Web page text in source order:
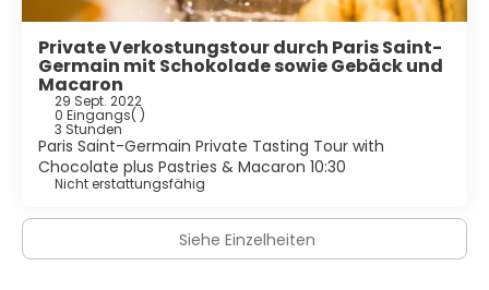
Private Verkostungstour durch Paris Saint-
Germain mit Schokolade sowie Gebäck und
Macaron
29 Sept. 2022
0 Eingangs( )
3 Stunden
Paris Saint-Germain Private Tasting Tour with
Chocolate plus Pastries & Macaron 10:30
Nicht erstattungsfähig
Siehe Einzelheiten